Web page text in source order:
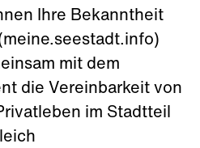
Ihre Bekanntheit
mit dem
die Vereinbarkeit von
im Stadtteil